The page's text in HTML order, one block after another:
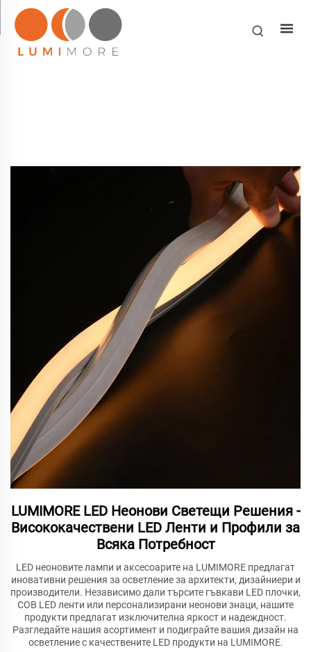
LUMIMORE LED Неонови Светещи Решения -
Висококачествени LED Ленти и Профили за
Всяка Потребност
LED неоновите лампи и аксесоарите на LUMIMORE предлагат
иновативни решения за осветление за архитекти, дизайниери и
производители. Независимо дали търсите гъвкави LED плочки,
COB LED ленти или персонализирани неонови знаци, нашите
продукти предлагат изключителна яркост и надеждност.
Разгледайте нашия асортимент и подиграйте вашия дизайн на
осветление с качествените LED продукти на LUMIMORE.